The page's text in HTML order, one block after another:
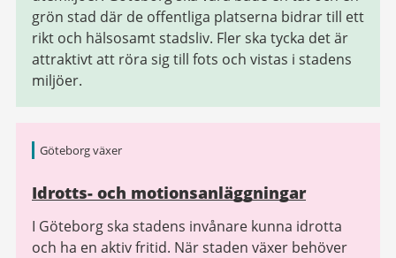
grön stad där de offentliga platserna bidrar till ett
rikt och hälsosamt stadsliv. Fler ska tycka det är
attraktivt att röra sig till fots och vistas i stadens
miljöer.
Göteborg växer
Idrotts- och motionsanläggningar
I Göteborg ska stadens invånare kunna idrotta
och ha en aktiv fritid. När staden växer behöver